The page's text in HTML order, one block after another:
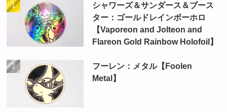
シャワーズ＆サンダース＆ブース
ター：ゴールドレインボーホロ
【Vaporeon and Jolteon and
Flareon Gold Rainbow Holofoil】
フーレン：メタル【Foolen
Metal】